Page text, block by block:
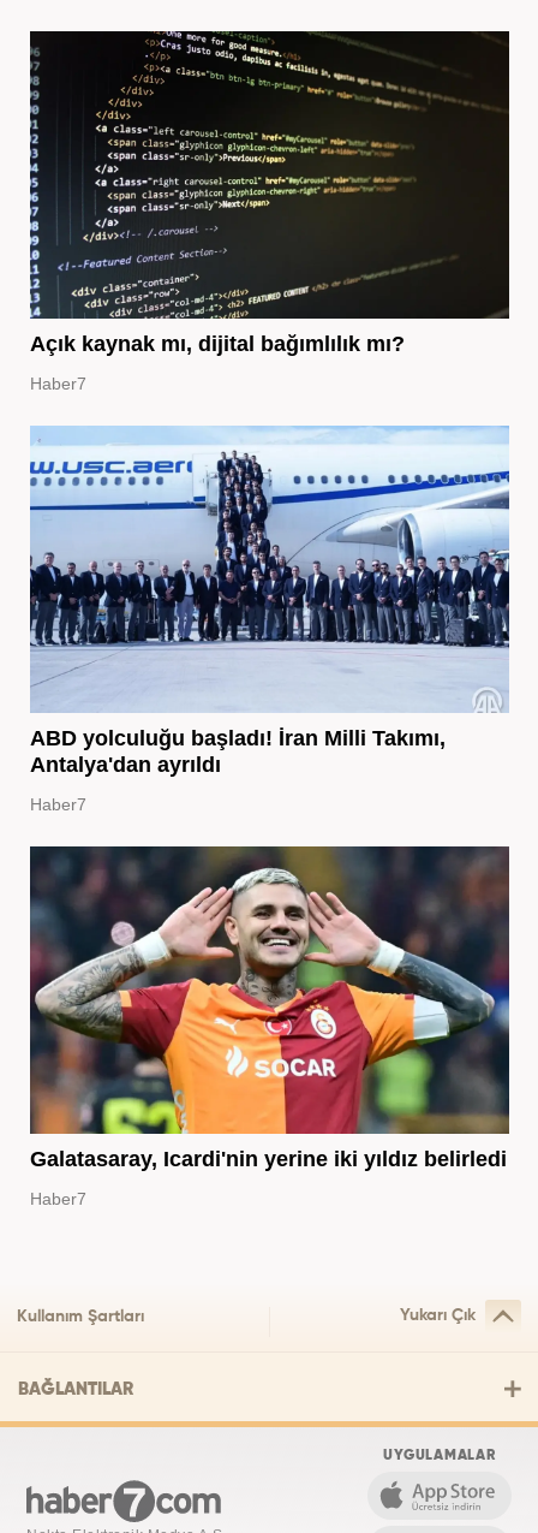
Açık kaynak mı, dijital bağımlılık mı?
Haber7
ABD yolculuğu başladı! İran Milli Takımı,
Antalya'dan ayrıldı
Haber7
Galatasaray, Icardi'nin yerine iki yıldız belirledi
Haber7
Kullanım Şartları Yukarı Çık
BAĞLANTILAR
UYGULAMALAR